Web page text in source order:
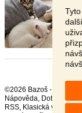
©2026 Bazoš -
Nápověda, Dotazy ,
RSS,